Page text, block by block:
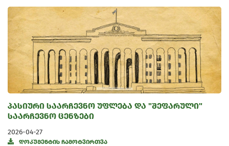
პასიური საარჩევნო უფლება და "შეფარული"
საარჩევნო ცენზები
2026-04-27
დოკუმენტის ჩამოტვირთვა